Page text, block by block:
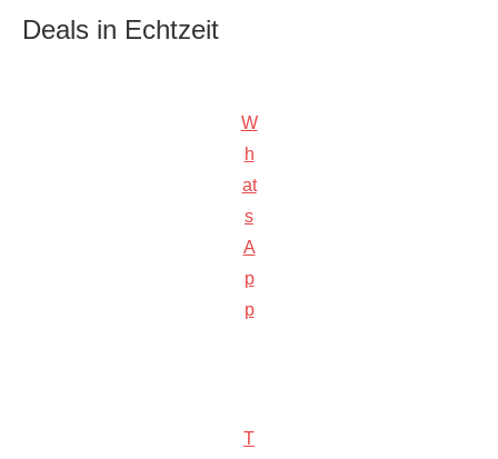
Deals in Echtzeit
W
h
at
s
A
p
p
T